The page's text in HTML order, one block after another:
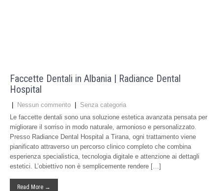
Faccette Dentali in Albania | Radiance Dental
Hospital
| Nessun commento | Senza categoria
Le faccette dentali sono una soluzione estetica avanzata pensata per
migliorare il sorriso in modo naturale, armonioso e personalizzato.
Presso Radiance Dental Hospital a Tirana, ogni trattamento viene
pianificato attraverso un percorso clinico completo che combina
esperienza specialistica, tecnologia digitale e attenzione ai dettagli
estetici. L’obiettivo non è semplicemente rendere […]
Read More →